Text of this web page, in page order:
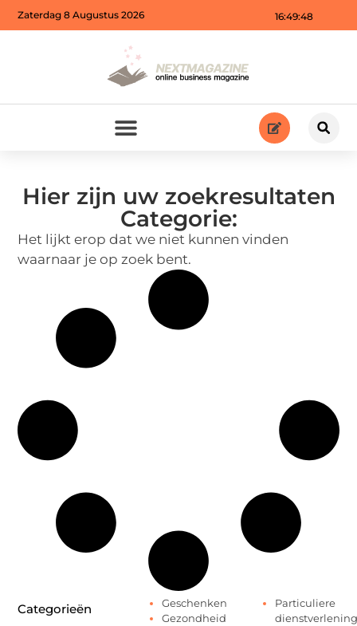
16:49:48
Zaterdag 8 Augustus 2026
Hier zijn uw zoekresultaten
Categorie:
Het lijkt erop dat we niet kunnen vinden
waarnaar je op zoek bent.
Categorieën
Geschenken
Gezondheid
Particuliere
dienstverlening